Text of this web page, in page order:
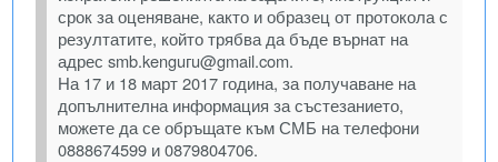
срок за оценяване, както и образец от протокола с
резултатите, който трябва да бъде върнат на
адрес smb.kenguгu@gmail.com.
На 17 и 18 март 2017 година, за получаване на
допълнителна информация за състезанието,
можете да се обръщате към СМБ на телефони
0888674599 и 0879804706.